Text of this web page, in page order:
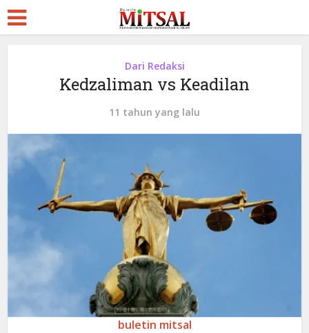
Dari Redaksi
Kedzaliman vs Keadilan
11 tahun yang lalu
buletin mitsal